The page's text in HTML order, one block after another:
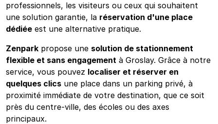
professionnels, les visiteurs ou ceux qui souhaitent
une solution garantie, la réservation d'une place
dédiée est une alternative pratique.
Zenpark propose une solution de stationnement
flexible et sans engagement à Groslay. Grâce à notre
service, vous pouvez localiser et réserver en
quelques clics une place dans un parking privé, à
proximité immédiate de votre destination, que ce soit
près du centre-ville, des écoles ou des axes
principaux.